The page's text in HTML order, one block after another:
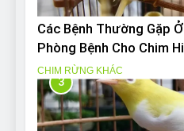
Các Bệnh Thường Gặp
Phòng Bệnh Cho Chim
CHIM RỪNG KHÁC
3